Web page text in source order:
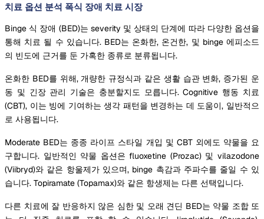
치료 옵션 분석 폭식 장애 치료 시장
Binge 식 장애 (BED)는 severity 및 상태의 단계에 따라 다양한 옵션을
통해 치료 될 수 있습니다. BED는 온화한, 온건한, 및 binge 에피소드
의 빈도에 근거를 둔 가혹한 종류로 분류됩니다.
온화한 BED를 위해, 개량한 규정식과 같은 생활 습관 변화, 증가된 운
동 및 긴장 관리 기술은 충분할지도 모릅니다. Cognitive 행동 치료
(CBT), 이는 빙에 기여하는 생각 패턴을 변경하는 데 도움이, 일반적으
로 사용됩니다.
Moderate BED는 종종 라이프 스타일 개입 및 CBT 외에도 약물을 요
구합니다. 일반적인 약물 옵션은 fluoxetine (Prozac) 및 vilazodone
(Viibryd)와 같은 항울제가 있으며, binge 촉감과 주파수를 줄일 수 있
습니다. Topiramate (Topamax)와 같은 항생제는 다른 선택입니다.
다른 치료에 잘 반응하지 않은 심한 및 오래 견딘 BED는 약물 조합 또